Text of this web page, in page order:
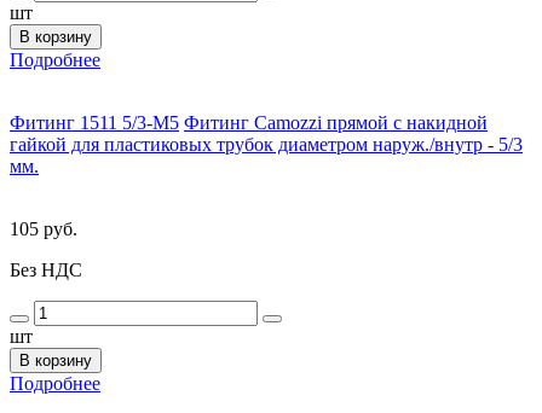
шт
В корзину
Подробнее
Фитинг 1511 5/3-M5 Фитинг Camozzi прямой с накидной
гайкой для пластиковых трубок диаметром наруж./внутр - 5/3
мм.
105 руб.
Без НДС
шт
В корзину
Подробнее